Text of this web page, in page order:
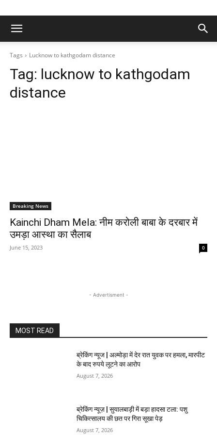
Tags Lucknow to kathgodam distance
Tag: lucknow to kathgodam
distance
Breaking News
Kainchi Dham Mela: नीम करोली बाबा के दरबार में
उमड़ा आस्था का सैलाब
June 15, 2023 0
- Advertisment -
MOST READ
ब्रेकिंग न्यूज | अल्मोड़ा में देर रात युवक पर हमला, मारपीट
के बाद रुपये लूटने का आरोप
August 7, 2026
ब्रेकिंग न्यूज़ | सुयालबाड़ी में बड़ा हादसा टला: पशु
चिकित्सालय की छत पर गिरा सूखा पेड़
August 7, 2026